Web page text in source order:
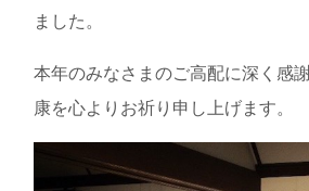
ました。
本年のみなさまのご高配に深く感
康を心よりお祈り申し上げます。